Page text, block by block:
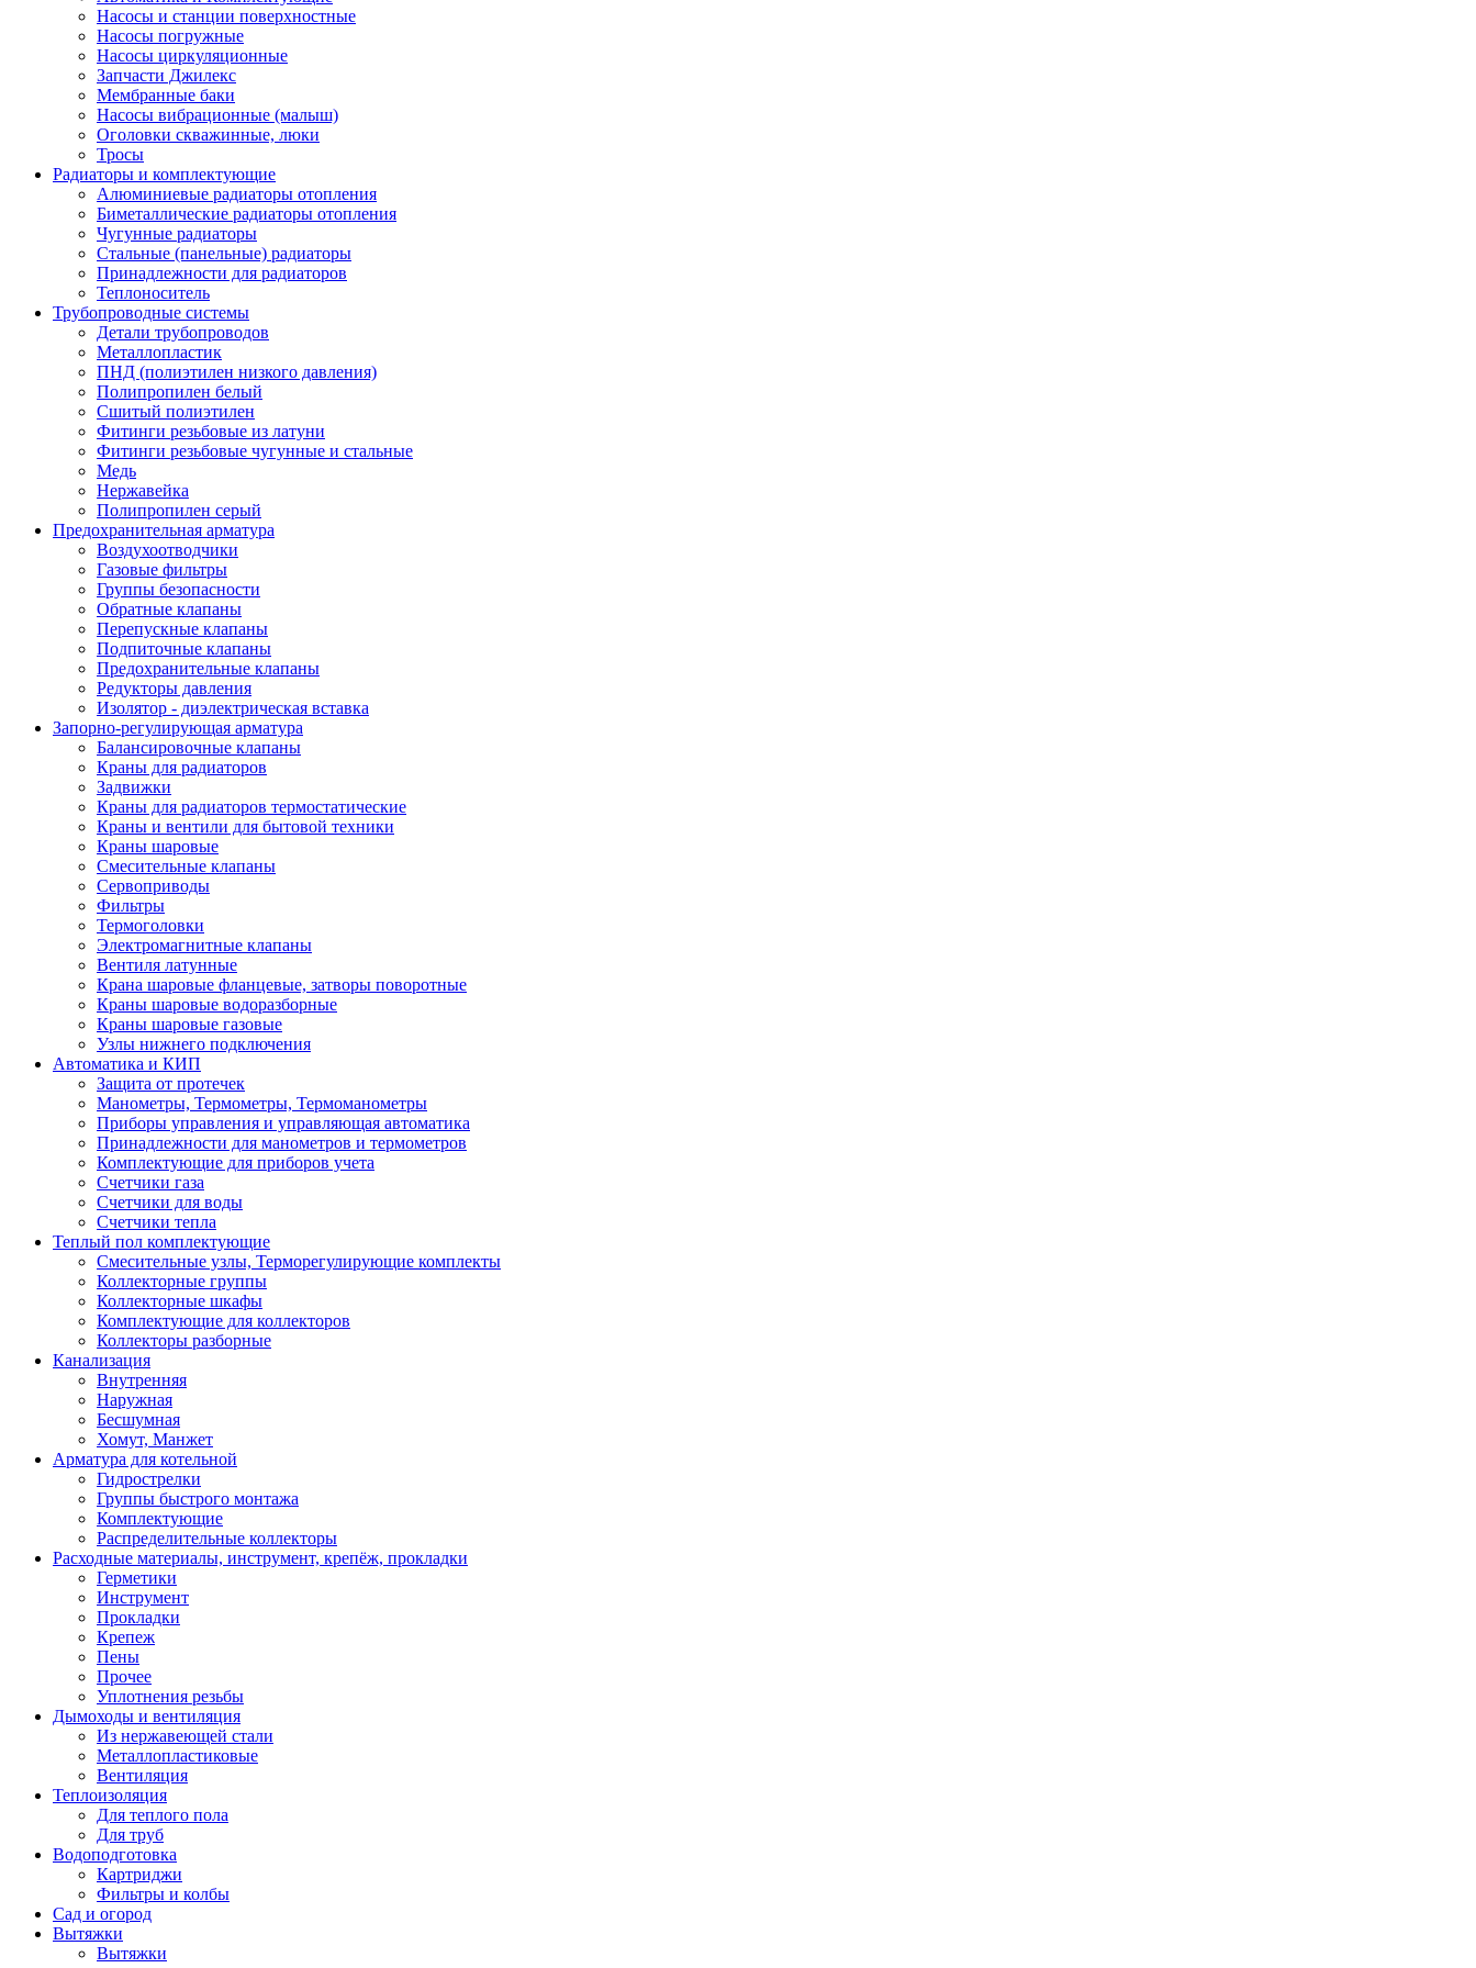
Насосы и станции поверхностные
Насосы погружные
Насосы циркуляционные
Запчасти Джилекс
Мембранные баки
Насосы вибрационные (малыш)
Оголовки скважинные, люки
Тросы
Радиаторы и комплектующие
Алюминиевые радиаторы отопления
Биметаллические радиаторы отопления
Чугунные радиаторы
Стальные (панельные) радиаторы
Принадлежности для радиаторов
Теплоноситель
Трубопроводные системы
Детали трубопроводов
Металлопластик
ПНД (полиэтилен низкого давления)
Полипропилен белый
Сшитый полиэтилен
Фитинги резьбовые из латуни
Фитинги резьбовые чугунные и стальные
Медь
Нержавейка
Полипропилен серый
Предохранительная арматура
Воздухоотводчики
Газовые фильтры
Группы безопасности
Обратные клапаны
Перепускные клапаны
Подпиточные клапаны
Предохранительные клапаны
Редукторы давления
Изолятор - диэлектрическая вставка
Запорно-регулирующая арматура
Балансировочные клапаны
Краны для радиаторов
Задвижки
Краны для радиаторов термостатические
Краны и вентили для бытовой техники
Краны шаровые
Смесительные клапаны
Сервоприводы
Фильтры
Термоголовки
Электромагнитные клапаны
Вентиля латунные
Крана шаровые фланцевые, затворы поворотные
Краны шаровые водоразборные
Краны шаровые газовые
Узлы нижнего подключения
Автоматика и КИП
Защита от протечек
Манометры, Термометры, Термоманометры
Приборы управления и управляющая автоматика
Принадлежности для манометров и термометров
Комплектующие для приборов учета
Счетчики газа
Счетчики для воды
Счетчики тепла
Теплый пол комплектующие
Смесительные узлы, Терморегулирующие комплекты
Коллекторные группы
Коллекторные шкафы
Комплектующие для коллекторов
Коллекторы разборные
Канализация
Внутренняя
Наружная
Бесшумная
Хомут, Манжет
Арматура для котельной
Гидрострелки
Группы быстрого монтажа
Комплектующие
Распределительные коллекторы
Расходные материалы, инструмент, крепёж, прокладки
Герметики
Инструмент
Прокладки
Крепеж
Пены
Прочее
Уплотнения резьбы
Дымоходы и вентиляция
Из нержавеющей стали
Металлопластиковые
Вентиляция
Теплоизоляция
Для теплого пола
Для труб
Водоподготовка
Картриджи
Фильтры и колбы
Сад и огород
Вытяжки
Вытяжки